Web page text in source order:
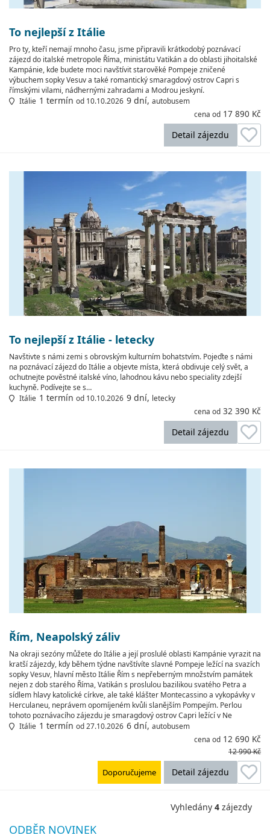
To nejlepší z Itálie
Pro ty, kteří nemají mnoho času, jsme připravili krátkodobý poznávací
zájezd do italské metropole Říma, ministátu Vatikán a do oblasti jihoitalské
Kampánie, kde budete moci navštívit starověké Pompeje zničené
výbuchem sopky Vesuv a také romantický smaragdový ostrov Capri s
římskými vilami, nádhernými zahradami a Modrou jeskyní.
Itálie 1 termín od 10.10.2026 9 dní, autobusem
cena od 17 890 Kč
Detail zájezdu
To nejlepší z Itálie - letecky
Navštivte s námi zemi s obrovským kulturním bohatstvím. Pojeďte s námi
na poznávací zájezd do Itálie a objevte místa, která obdivuje celý svět, a
ochutnejte pověstné italské víno, lahodnou kávu nebo speciality zdejší
kuchyně. Podívejte se s…
Itálie 1 termín od 10.10.2026 9 dní, letecky
cena od 32 390 Kč
Detail zájezdu
Řím, Neapolský záliv
Na okraji sezóny můžete do Itálie a její proslulé oblasti Kampánie vyrazit na
kratší zájezdy, kdy během týdne navštívíte slavné Pompeje ležící na svazích
sopky Vesuv, hlavní město Itálie Řím s nepřeberným množstvím památek
nejen z dob starého Říma, Vatikán s proslulou bazilikou svatého Petra a
sídlem hlavy katolické církve, ale také klášter Montecassino a vykopávky v
Herculaneu, neprávem opomíjeném kvůli slanějším Pompejím. Perlou
tohoto poznávacího zájezdu je smaragdový ostrov Capri ležící v Ne
Itálie 1 termín od 27.10.2026 6 dní, autobusem
cena od 12 690 Kč
12 990 Kč
Detail zájezdu
Doporučujeme
Vyhledány 4 zájezdy
ODBĚR NOVINEK